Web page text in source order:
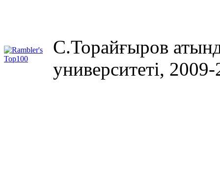
С.Торайғыров
университеті,